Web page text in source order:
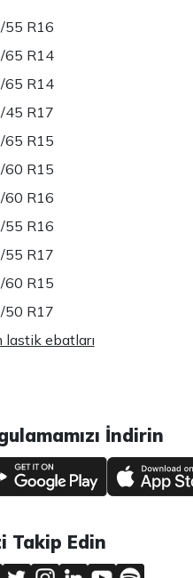
55 R16
65 R14
65 R14
45 R17
65 R15
60 R15
60 R16
55 R16
55 R17
60 R15
50 R17
lastik ebatları
İndirin
Takip Edin